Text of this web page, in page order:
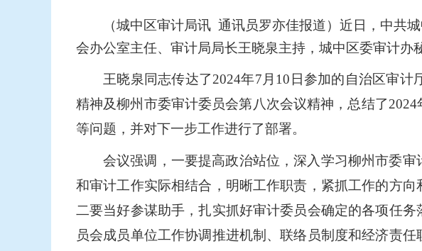
（城中区审计局讯 通讯员罗亦佳报道）近日，中共
会办公室主任、审计局局长王晓泉主持，城中区委审计办
王晓泉同志传达了2024年7月10日参加的自治区审
精神及柳州市委审计委员会第八次会议精神，总结了
等问题，并对下一步工作进行了部署。
会议强调，一要提高政治站位，深入学习柳州市委
和审计工作实际相结合，明晰工作职责，紧抓工作的方
二要当好参谋助手，扎实抓好审计委员会确定的各项任
员会成员单位工作协调推进机制、联络员制度和经济责